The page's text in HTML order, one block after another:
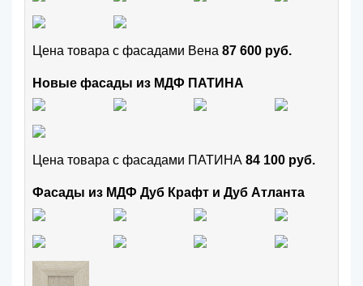
Цена товара с фасадами Вена 87 600 руб.
Новые фасады из МДФ ПАТИНА
Цена товара с фасадами ПАТИНА 84 100 руб.
Фасады из МДФ Дуб Крафт и Дуб Атланта